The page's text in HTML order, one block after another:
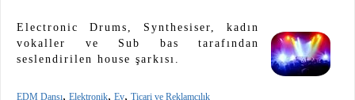
Electronic Drums, Synthesiser, kadın
vokaller ve Sub bas tarafından
seslendirilen house şarkısı.
EDM Dansı, Elektronik, Ev, Ticari ve Reklamcılık